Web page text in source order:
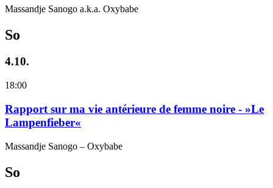
Massandje Sanogo a.k.a. Oxybabe
So
4.10.
18:00
Rapport sur ma vie antérieure de femme noire - »Le
Lampenfieber«
Massandje Sanogo – Oxybabe
So